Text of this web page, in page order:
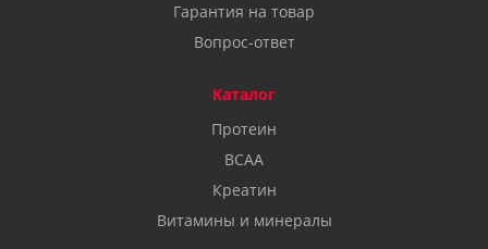
Гарантия на товар
Вопрос-ответ
Каталог
Протеин
BCAA
Креатин
Витамины и минералы